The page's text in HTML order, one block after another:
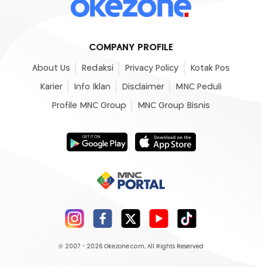
COMPANY PROFILE
About Us Redaksi Privacy Policy Kotak Pos
Karier Info Iklan Disclaimer MNC Peduli
Profile MNC Group MNC Group Bisnis
© 2007 - 2026 Okezone.com, All Rights Reserved